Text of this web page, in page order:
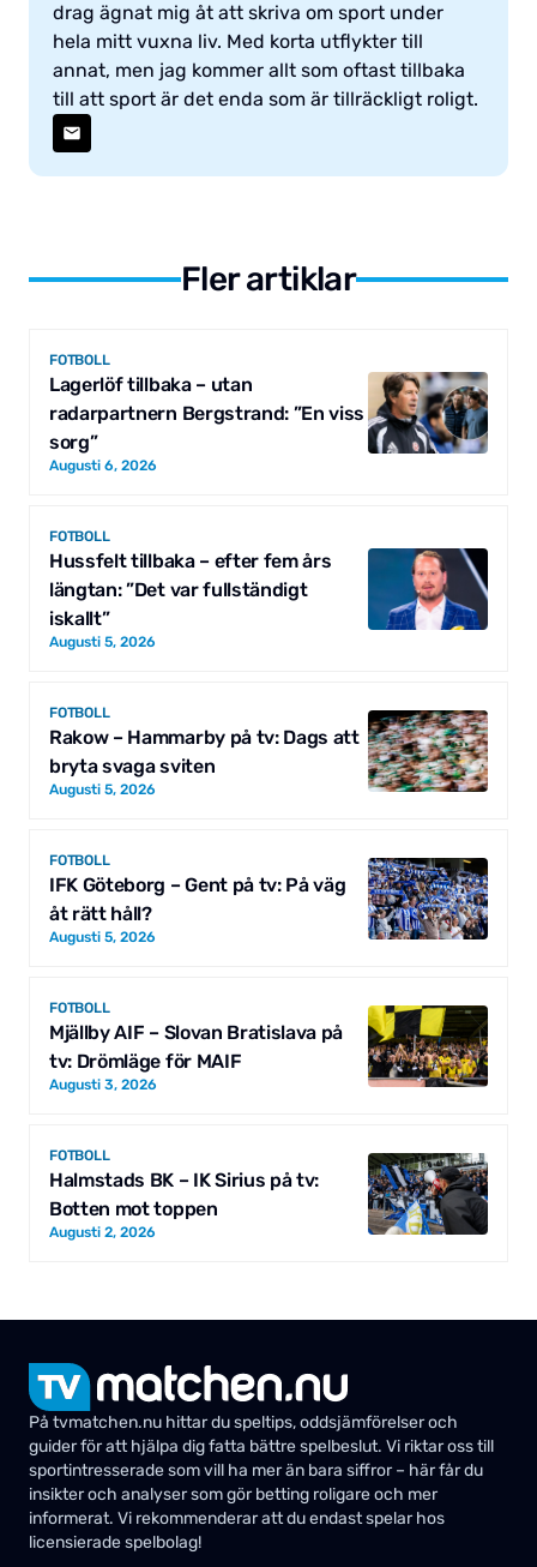
drag ägnat mig åt att skriva om sport under
hela mitt vuxna liv. Med korta utflykter till
annat, men jag kommer allt som oftast tillbaka
till att sport är det enda som är tillräckligt roligt.
Fler artiklar
FOTBOLL
Lagerlöf tillbaka – utan
radarpartnern Bergstrand: ”En viss
sorg”
Augusti 6, 2026
FOTBOLL
Hussfelt tillbaka – efter fem års
längtan: ”Det var fullständigt
iskallt”
Augusti 5, 2026
FOTBOLL
Rakow – Hammarby på tv: Dags att
bryta svaga sviten
Augusti 5, 2026
FOTBOLL
IFK Göteborg – Gent på tv: På väg
åt rätt håll?
Augusti 5, 2026
FOTBOLL
Mjällby AIF – Slovan Bratislava på
tv: Drömläge för MAIF
Augusti 3, 2026
FOTBOLL
Halmstads BK – IK Sirius på tv:
Botten mot toppen
Augusti 2, 2026
På tvmatchen.nu hittar du speltips, oddsjämförelser och
guider för att hjälpa dig fatta bättre spelbeslut. Vi riktar oss till
sportintresserade som vill ha mer än bara siffror – här får du
insikter och analyser som gör betting roligare och mer
informerat. Vi rekommenderar att du endast spelar hos
licensierade spelbolag!